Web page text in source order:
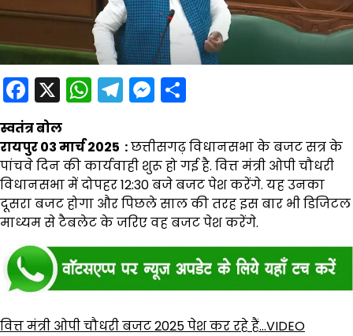
Facebook
X WhatsApp
Telegram
Messenger
स्वतंत्र बोल
रायपुर 03 मार्च 2025 :छत्तीसगढ़ विधानसभा के बजट सत्र के
पांचवे दिन की कार्यवाही शुरू हो गई है. वित्त मंत्री ओपी चौधरी
विधानसभा में दोपहर 12:30 बजे बजट पेश करेंगे. यह उनका
दूसरा बजट होगा और पिछले साल की तरह इस बार भी डिजिटल
माध्यम से टैबलेट के जरिए वह बजट पेश करेंगे.
वित्त मंत्री ओपी चौधरी बजट 2025 पेश कर रहे हैं…VIDEO